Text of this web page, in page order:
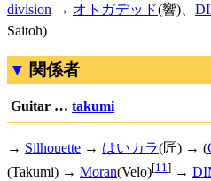
division → オトガデッド(響)、
Saitoh)
関係者
Guitar … takumi
→ Silhouette → はいカラ(匠) → (
(Takumi) → Moran(Velo)[11 ] →